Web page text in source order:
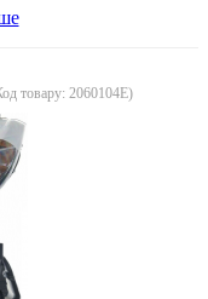
товару: 2060104E)